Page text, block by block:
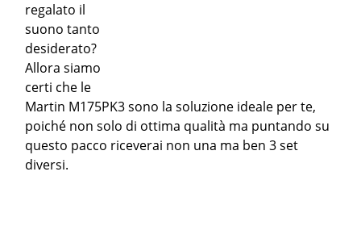
regalato il
suono tanto
desiderato?
Allora siamo
certi che le
Martin M175PK3 sono la soluzione ideale per te,
poiché non solo di ottima qualità ma puntando su
questo pacco riceverai non una ma ben 3 set
diversi.